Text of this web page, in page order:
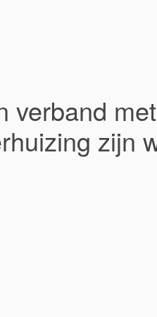
verband
zijn